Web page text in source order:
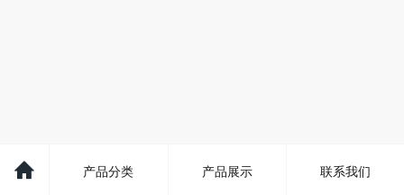
产品分类 产品展示 联系我们